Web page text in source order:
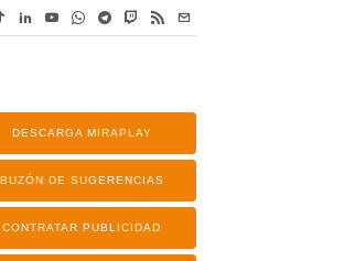
DESCARGA MIRAPLAY
BUZÓN DE SUGERENCIAS
CONTRATAR PUBLICIDAD